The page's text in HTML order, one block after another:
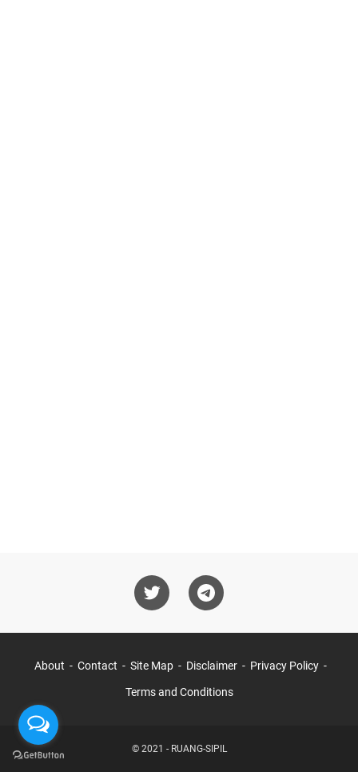
About Contact Site Map Disclaimer Privacy Policy
Terms and Conditions
© 2021 - RUANG-SIPIL